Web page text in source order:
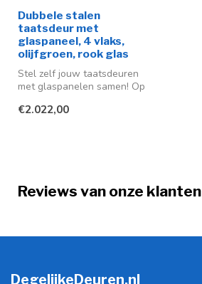
Dubbele stalen
taatsdeur met
glaspaneel, 4 vlaks,
olijfgroen, rook glas
Stel zelf jouw taatsdeuren
met glaspanelen samen! Op
moder...
€2.022,00
Reviews van onze klanten
DegelijkeDeuren.nl